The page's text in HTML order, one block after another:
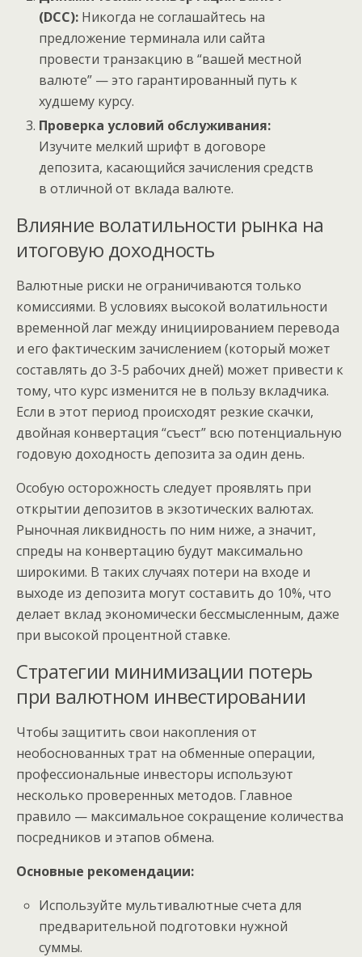
(DCC): Никогда не соглашайтесь на
предложение терминала или сайта
провести транзакцию в “вашей местной
валюте” — это гарантированный путь к
худшему курсу.
Проверка условий обслуживания:
Изучите мелкий шрифт в договоре
депозита, касающийся зачисления средств
в отличной от вклада валюте.
Влияние волатильности рынка на
итоговую доходность
Валютные риски не ограничиваются только
комиссиями. В условиях высокой волатильности
временной лаг между инициированием перевода
и его фактическим зачислением (который может
составлять до 3-5 рабочих дней) может привести к
тому, что курс изменится не в пользу вкладчика.
Если в этот период происходят резкие скачки,
двойная конвертация “съест” всю потенциальную
годовую доходность депозита за один день.
Особую осторожность следует проявлять при
открытии депозитов в экзотических валютах.
Рыночная ликвидность по ним ниже, а значит,
спреды на конвертацию будут максимально
широкими. В таких случаях потери на входе и
выходе из депозита могут составить до 10%, что
делает вклад экономически бессмысленным, даже
при высокой процентной ставке.
Стратегии минимизации потерь
при валютном инвестировании
Чтобы защитить свои накопления от
необоснованных трат на обменные операции,
профессиональные инвесторы используют
несколько проверенных методов. Главное
правило — максимальное сокращение количества
посредников и этапов обмена.
Основные рекомендации:
Используйте мультивалютные счета для
предварительной подготовки нужной
суммы.